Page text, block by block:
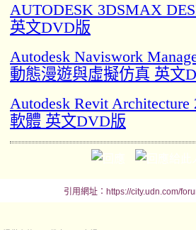
AUTODESK 3DSMAX
英文DVD版
Autodesk Naviswork
動態漫遊與虛擬仿真 英文
Autodesk Revit
軟體 英文DVD版
引用網址：https://city.udn.com/